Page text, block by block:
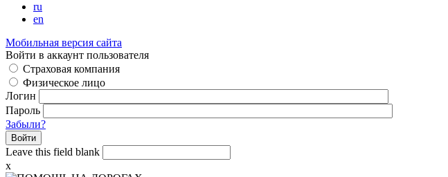
ru
en
Мобильная версия сайта
Войти в аккаунт пользователя
Страховая компания
Физическое лицо
Логин
Пароль
Забыли?
Leave this field blank
x